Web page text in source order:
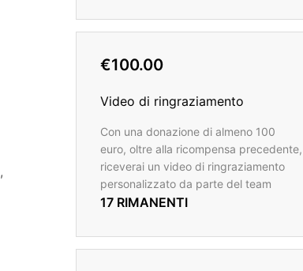
€100.00
Video di ringraziamento
Con una donazione di almeno 100
euro, oltre alla ricompensa precedente,
riceverai un video di ringraziamento
personalizzato da parte del team
17 RIMANENTI